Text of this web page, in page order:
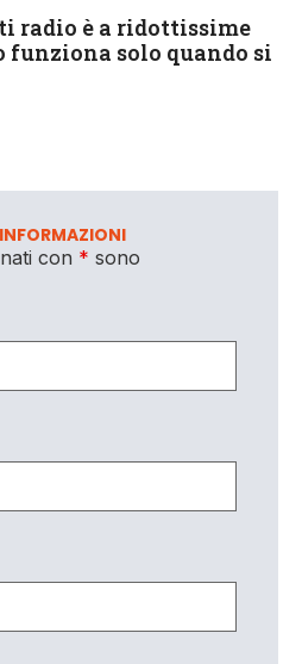
radio è a ridottissime
funziona solo quando si
con * sono